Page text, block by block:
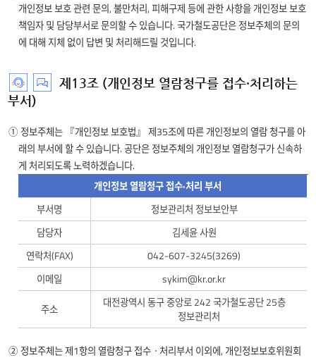
개인정보 보호 관련 문의, 불만처리, 피해구제 등에 관한 사항을 개인정보 보호
책임자 및 담당부서로 문의할 수 있습니다. 국가철도공단은 정보주체의 문의
에 대해 지체 없이 답변 및 처리해드릴 것입니다.
제13조 (개인정보 열람청구를 접수·처리하는
부서)
① 정보주체는 『개인정보 보호법』 제35조에 따른 개인정보의 열람 청구를 아
래의 부서에 할 수 있습니다. 공단은 정보주체의 개인정보 열람청구가 신속하
게 처리되도록 노력하겠습니다.
개인정보
열람청구
부서에
정보를
개인정보 열람청구 접수·처리 부서
부서명
정보관리처 정보보안부
담당자
김세윤 사원
연락처(FAX)
042-607-3245(3269)
이메일
sykim@kr.or.kr
주소
대전광역시 동구 중앙로 242 국가철도공단 25층
정보관리처
② 정보주체는 제1항의 열람청구 접수ㆍ처리부서 이외에, 개인정보보호위원회